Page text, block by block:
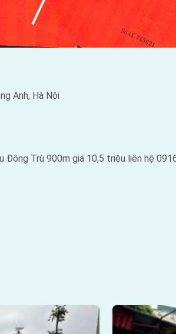
Anh, Hà Nội
Đông Trù 900m giá 10,5 triệu liên hệ